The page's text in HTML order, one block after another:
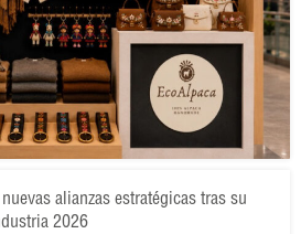
alianzas estratégicas tras su
2026